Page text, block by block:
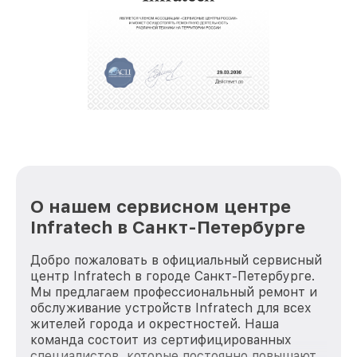
крупногабаритной техники, которые
обеспечат доставку устройств в сервис в
За годы своей деятельности мы получали только
положительные отзывы и обрели отличную
стараемся каждый день делать наш сервис еще
О нашем сервисном центре
Infratech в Санкт-Петербурге
Добро пожаловать в официальный сервисный
центр Infratech в городе Санкт-Петербурге.
Мы предлагаем профессиональный ремонт и
обслуживание устройств Infratech для всех
жителей города и окрестностей. Наша
команда состоит из сертифицированных